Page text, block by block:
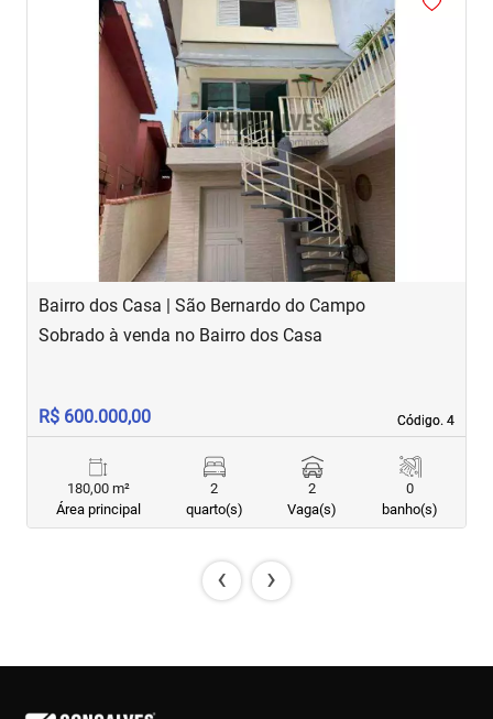
Previous
Bairro dos Casa | São Bernardo do Campo
Código. 4
Código. 4
Sobrado à venda no Bairro dos Casa
R$ 600.000,00
180,00 m²
Área principal
2
quarto(s)
2
Vaga(s)
0
banho(s)
‹ ›